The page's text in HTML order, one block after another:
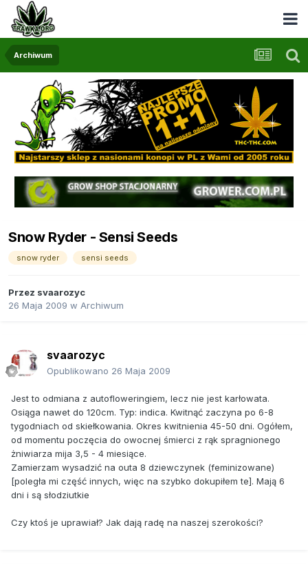
Archiwum
Snow Ryder - Sensi Seeds
snow ryder sensi seeds
Przez svaarozyc
26 Maja 2009 w Archiwum
svaarozyc
Opublikowano 26 Maja 2009
Jest to odmiana z autofloweringiem, lecz nie jest karłowata.
Osiąga nawet do 120cm. Typ: indica. Kwitnąć zaczyna po 6-8
tygodniach od skiełkowania. Okres kwitnienia 45-50 dni. Ogółem,
od momentu poczęcia do owocnej śmierci z rąk spragnionego
żniwiarza mija 3,5 - 4 miesiące.
Zamierzam wysadzić na outa 8 dziewczynek (feminizowane)
[poległa mi część innych, więc na szybko dokupiłem te]. Mają 6
dni i są słodziutkie
Czy ktoś je uprawiał? Jak dają radę na naszej szerokości?